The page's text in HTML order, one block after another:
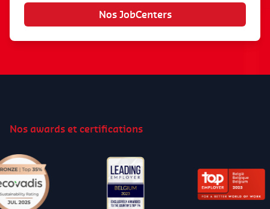
Nos JobCenters
Nos awards et certifications